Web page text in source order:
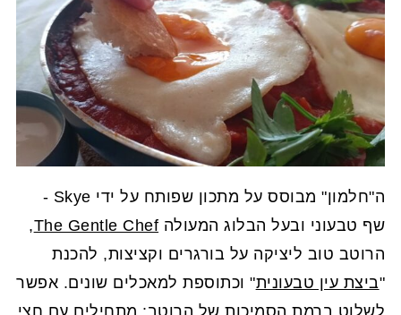
ה"חלמון" מבוסס על מתכון שפותח על ידי Skye -
שף טבעוני ובעל הבלוג המעולה The Gentle Chef
,
הרוטב טוב ליציקה על בורגרים וקציצות, להכנת
"ביצת עין טבעונית" וכתוספת למאכלים שונים. אפשר
לשלוט ברמת הסמיכות של הרוטב: מתחילים עם חצי